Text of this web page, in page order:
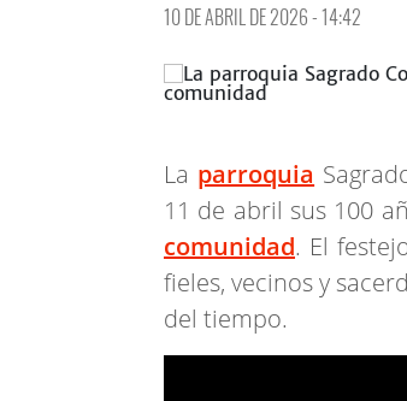
10 DE ABRIL DE 2026 - 14:42
La parroquia
11 de abril sus 100
comunidad. El
fieles, vecinos y
del tiempo.